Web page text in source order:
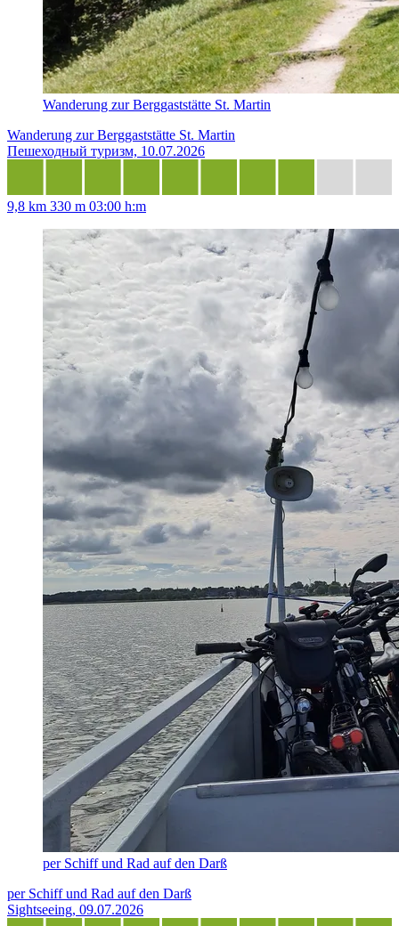
Wanderung zur Berggaststätte St. Martin
Wanderung zur Berggaststätte St. Martin
Пешеходный туризм, 10.07.2026
9,8 km 330 m 03:00 h:m
per Schiff und Rad auf den Darß
per Schiff und Rad auf den Darß
Sightseeing, 09.07.2026